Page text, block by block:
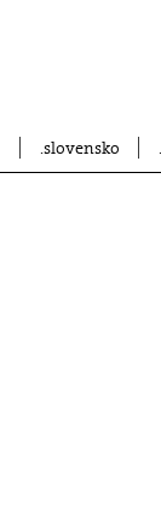
slovensko